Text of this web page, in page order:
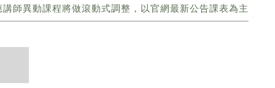
講師異動課程將做滾動式調整，以官網最新公告課表為主